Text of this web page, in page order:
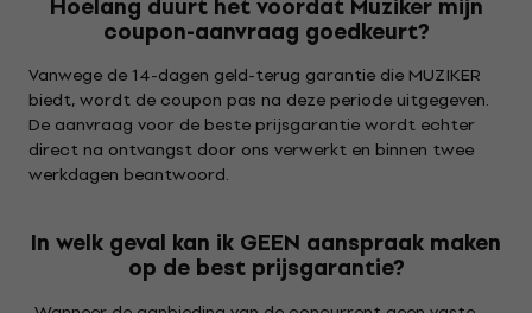
Hoelang duurt het voordat Muziker mijn
coupon-aanvraag goedkeurt?
Vanwege de 14-dagen geld-terug garantie die MUZIKER
biedt, wordt de coupon pas na deze periode uitgegeven.
De aanvraag voor de beste prijsgarantie wordt echter
direct na ontvangst door ons verwerkt en binnen twee
werkdagen beantwoord.
In welk geval kan ik GEEN aanspraak maken
op de best prijsgarantie?